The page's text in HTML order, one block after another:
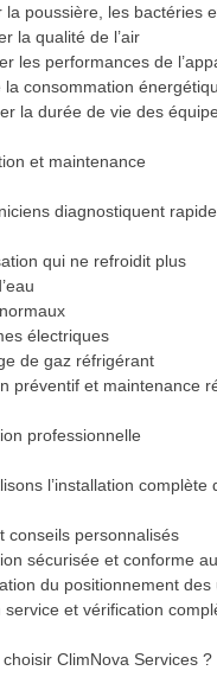
la poussière, les bactéries
la qualité de l’air
les performances de
la consommation
la durée de vie des
et maintenance
diagnostiquent
qui ne refroidit plus
électriques
de gaz réfrigérant
préventif et maintenance
professionnelle
l’installation
conseils personnalisés
sécurisée et conforme
du positionnement des
service et vérification
ClimNova Services ?